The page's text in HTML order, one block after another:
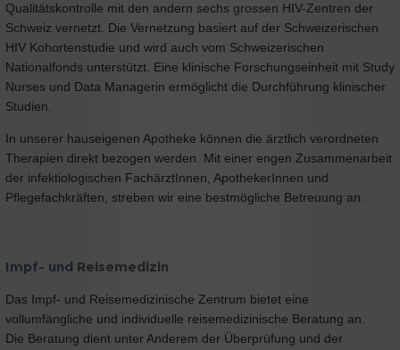
Qualitätskontrolle mit den andern sechs grossen HIV-Zentren der
Schweiz vernetzt. Die Vernetzung basiert auf der Schweizerischen
HIV Kohortenstudie und wird auch vom Schweizerischen
Nationalfonds unterstützt. Eine klinische Forschungseinheit mit Study
Nurses und Data Managerin ermöglicht die Durchführung klinischer
Studien.
In unserer hauseigenen Apotheke können die ärztlich verordneten
Therapien direkt bezogen werden. Mit einer engen Zusammenarbeit
der infektiologischen FachärztInnen, ApothekerInnen und
Pflegefachkräften, streben wir eine bestmögliche Betreuung an.
Impf- und Reisemedizin
Das Impf- und Reisemedizinische Zentrum bietet eine
vollumfängliche und individuelle reisemedizinische Beratung an.
Die Beratung dient unter Anderem der Überprüfung und der